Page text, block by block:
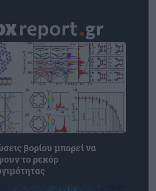
βορίου μπορεί να
το ρεκόρ